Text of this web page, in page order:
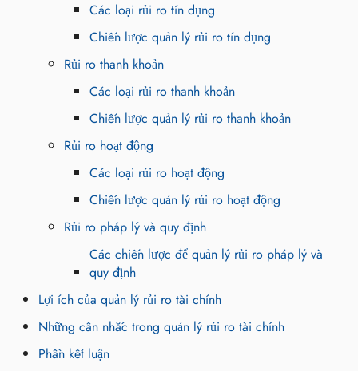
Các loại rủi ro tín dụng
Chiến lược quản lý rủi ro tín dụng
Rủi ro thanh khoản
Các loại rủi ro thanh khoản
Chiến lược quản lý rủi ro thanh khoản
Rủi ro hoạt động
Các loại rủi ro hoạt động
Chiến lược quản lý rủi ro hoạt động
Rủi ro pháp lý và quy định
Các chiến lược để quản lý rủi ro pháp lý và
quy định
Lợi ích của quản lý rủi ro tài chính
Những cân nhắc trong quản lý rủi ro tài chính
Phần kết luận